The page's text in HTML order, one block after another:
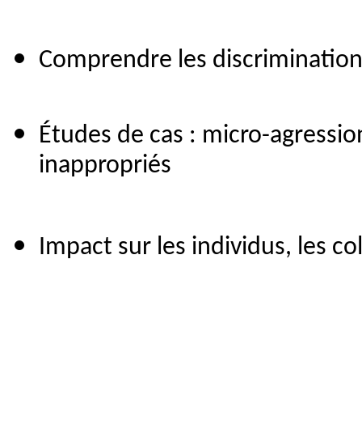
Comprendre les
Études de cas : micro-
inappropriés
Impact sur les individus, les